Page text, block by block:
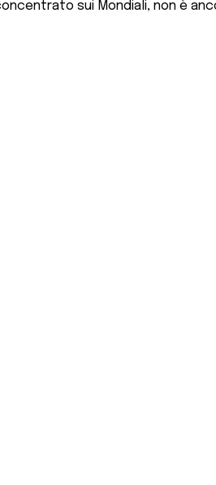
sui Mondiali, non è